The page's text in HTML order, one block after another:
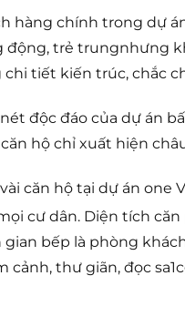
hàng chính trong dự
động, trẻ trungnhưng
tiết kiến trúc, chắc
độc đáo của dự án
hộ chỉ xuất hiện
căn hộ tại dự án one
cư dân. Diện tích
gian bếp là phòng
cảnh, thư giãn, đọc